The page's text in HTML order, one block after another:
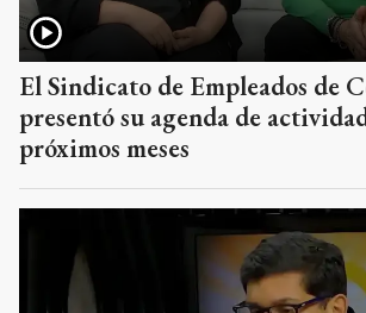
El Sindicato de Empleados de
presentó su agenda de
próximos meses